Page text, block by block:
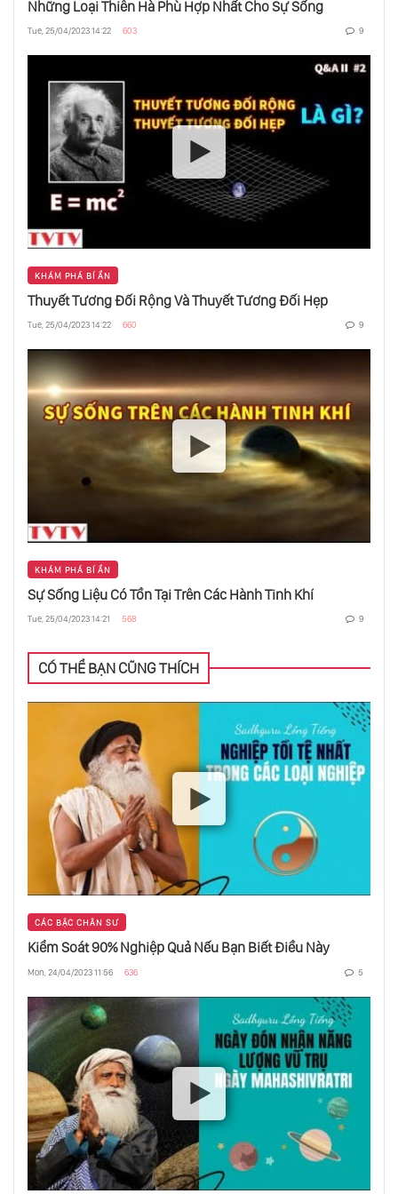
Những Loại Thiên Hà Phù Hợp Nhất Cho Sự
Sống
Có 36 Nền Văn Minh Đang Tồn Tại Trong Dải
Ngân Hà?
Khả Thi
Tại Sao Kích Cỡ Các Loài Động Vật Ngày
Hố Đen Siêu Lớn Có Thể Ít Đậm Đặc Hơn Cả
Nước
Phản Ứng Tổng Hợp Hạt Nhân Trong Lõi Mặt
Trời
Từ Trường Của Sao Hỏa
Đa Vũ Trụ Hay Mô Hình Giả Lập
Albert Einstein Người Tái Phát Minh Ra Vũ
Trụ
Trung Quốc Phóng “Tầu” Vũ Trụ Thăm Dò
Sao Hỏa
60 Năm Lịch Sử Khám Phá Sao Hỏa
Nasa Phát Hiện Âm Thanh Lớn Nhất Trong
Thám Hiểm Hành Tinh Chết Sao Kim
Những Tàu Vũ Trụ Bay Xa Nhất Trong Lịch
Sử Khám Phá Không Gian
Lịch Sử Các Cuộc Thám Hiểm Liên Hành
Tinh
Những Loại Thiên Hà Phù Hợp Nhất Cho Sự Sống
Tue, 25/04/2023 14:22 603 9
KHÁM PHÁ BÍ ẨN
Thuyết Tương Đối Rộng Và Thuyết Tương Đối Hẹp
Tue, 25/04/2023 14:22 660 9
KHÁM PHÁ BÍ ẨN
Sự Sống Liệu Có Tồn Tại Trên Các Hành Tinh Khí
Tue, 25/04/2023 14:21 568 9
CÓ THỂ BẠN CŨNG THÍCH
CÁC BẬC CHÂN SƯ
Kiểm Soát 90% Nghiệp Quả Nếu Bạn Biết Điều Này
Mon, 24/04/2023 11:56 636 5